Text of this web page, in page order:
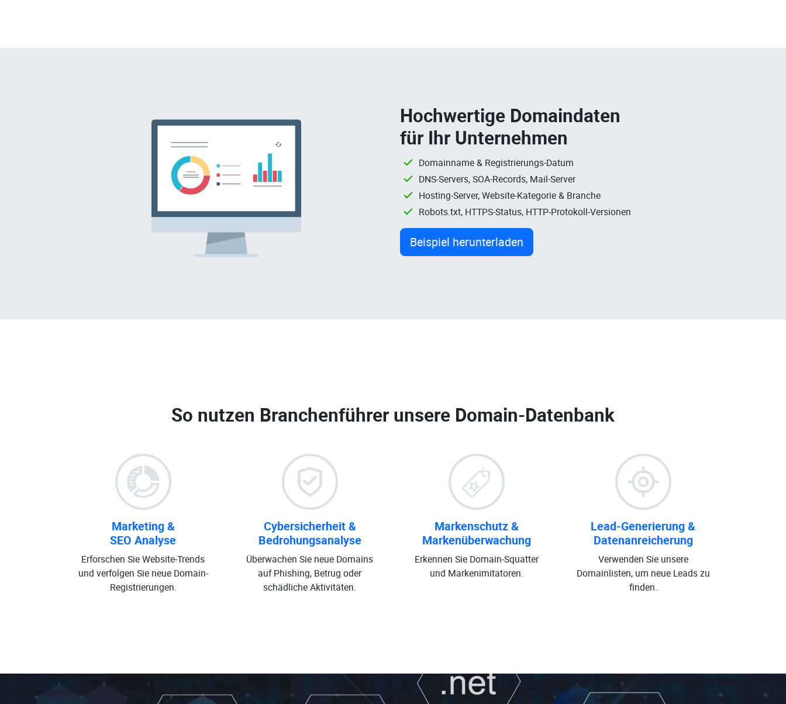
Hochwertige Domaindaten
für Ihr Unternehmen
Domainname & Registrierungs-Datum
DNS-Servers, SOA-Records, Mail-Server
Hosting-Server, Website-Kategorie & Branche
Robots.txt, HTTPS-Status, HTTP-Protokoll-Versionen
Beispiel herunterladen
So nutzen Branchenführer unsere Domain-Datenbank
Marketing &
SEO Analyse
Erforschen Sie Website-Trends
und verfolgen Sie neue Domain-
Registrierungen.
Cybersicherheit &
Bedrohungsanalyse
Überwachen Sie neue Domains
auf Phishing, Betrug oder
schädliche Aktivitäten.
Markenschutz &
Markenüberwachung
Erkennen Sie Domain-Squatter
und Markenimitatoren.
Lead-Generierung &
Datenanreicherung
Verwenden Sie unsere
Domainlisten, um neue Leads zu
finden.